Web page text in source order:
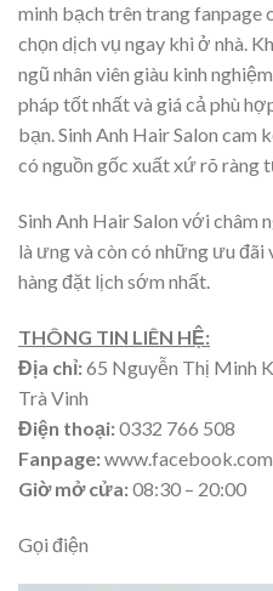
minh bạch trên trang fanpage
chọn dịch vụ ngay khi ở nhà.
ngũ nhân viên giàu kinh
pháp tốt nhất và giá cả phù
bạn. Sinh Anh Hair Salon cam
có nguồn gốc xuất xứ rõ ràng
Sinh Anh Hair Salon với châm
là ưng và còn có những ưu đãi
hàng đặt lịch sớm nhất.
THÔNG TIN LIÊN HỆ:
Địa chỉ:65 Nguyễn Thị Minh
Trà Vinh
Điện thoại:0332 766 508
Fanpage:
Giờ mở cửa:08:30 – 20:00
Gọi điện